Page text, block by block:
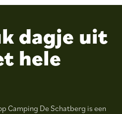
dagje uit
hele
Camping De Schatberg is een